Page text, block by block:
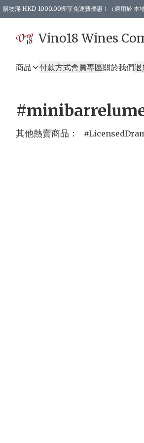
購物滿 HKD 1000.00即享免運費優惠！（適用於 本
Vino18 Wines
商品 付款方式會員專區關於我們退
其他熱賣商品：